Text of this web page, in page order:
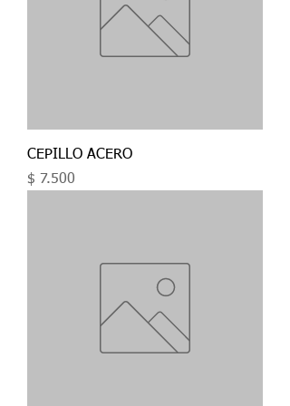
CEPILLO ACERO
Precio
$ 7.500